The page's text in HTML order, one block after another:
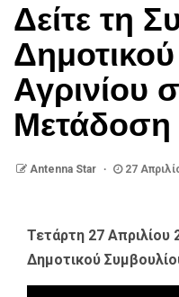
Δείτε τη
Αγρινίου
Μετάδοση
Antenna Star 27
Τετάρτη 27 Απριλίου
Δημοτικού